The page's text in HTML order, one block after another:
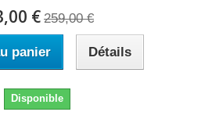
€ 259,00 €
panier Détails
Disponible